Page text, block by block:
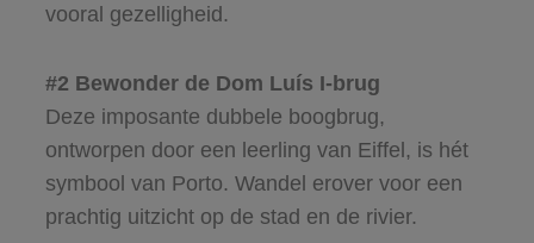
vooral gezelligheid.
#2 Bewonder de Dom Luís I-brug
Deze imposante dubbele boogbrug,
ontworpen door een leerling van Eiffel, is hét
symbool van Porto. Wandel erover voor een
prachtig uitzicht op de stad en de rivier.